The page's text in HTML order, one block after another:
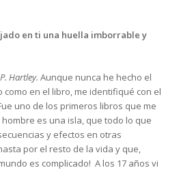
en ti una huella imborrable y
Hartley. Aunque nunca he hecho el
como en el libro, me identifiqué con el
uno de los primeros libros que me
es una isla, que todo lo que
y efectos en otras
por el resto de la vida y que,
es complicado! A los 17 años vi